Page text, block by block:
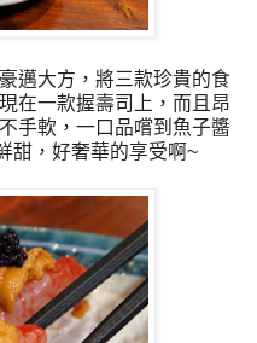
邁大方，將三款珍貴的食
在一款握壽司上，而且昂
手軟，一口品嚐到魚子醬
甜，好奢華的享受啊~